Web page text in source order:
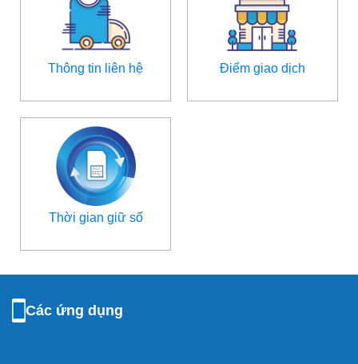
Thông tin liên hệ Điểm giao dịch
Thời gian giữ số
Các ứng dụng